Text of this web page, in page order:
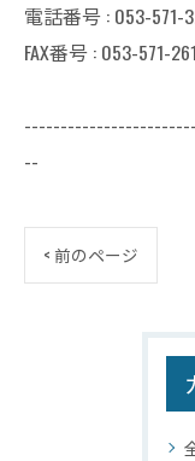
電話番号 : 053-571-
FAX番号 : 053-571-
--
< 前のページ